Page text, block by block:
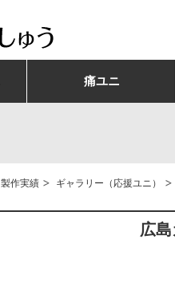
痛ユニ
製作実績> ギャラリー（応援ユニ） >
広